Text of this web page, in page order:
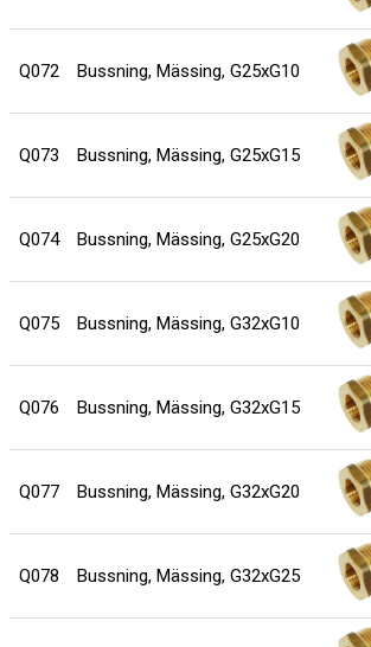
Q072 Bussning, Mässing, G25xG10
Q073 Bussning, Mässing, G25xG15
Q074 Bussning, Mässing, G25xG20
Q075 Bussning, Mässing, G32xG10
Q076 Bussning, Mässing, G32xG15
Q077 Bussning, Mässing, G32xG20
Q078 Bussning, Mässing, G32xG25